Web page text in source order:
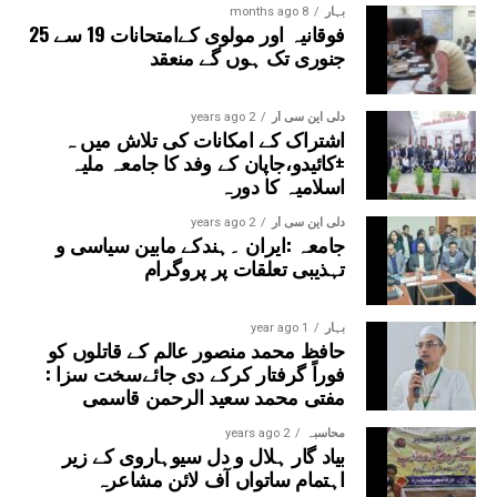
بہار 8 months ago
فوقانیہ اور مولوی کےامتحانات 19 سے 25
جنوری تک ہوں گے منعقد
دلی این سی آر 2 years ago
اشتراک کے امکانات کی تلاش میں ہ
±کائیدو،جاپان کے وفد کا جامعہ ملیہ
اسلامیہ کا دورہ
دلی این سی آر 2 years ago
جامعہ :ایران ۔ہندکے مابین سیاسی و
تہذیبی تعلقات پر پروگرام
بہار 1 year ago
حافظ محمد منصور عالم کے قاتلوں کو
فوراً گرفتار کرکے دی جائےسخت سزا :
مفتی محمد سعید الرحمن قاسمی
محاسبہ 2 years ago
بیاد گار ہلال و دل سیوہاروی کے زیر
اہتمام ساتواں آف لائن مشاعرہ